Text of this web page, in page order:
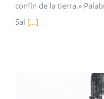
confín de la tierra.»
Sal [...]